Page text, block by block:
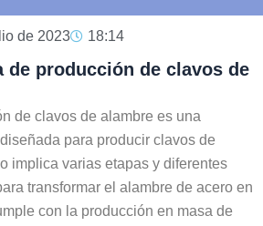
de 2023 18:14
de producción de clavos de
de clavos de alambre es una
para producir clavos de
implica varias etapas y diferentes
transformar el alambre de acero en
con la producción en masa de